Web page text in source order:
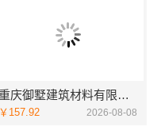
重庆御墅建筑材料有限公司：本地免拆模板多少钱一平
￥157.92 2026-08-08